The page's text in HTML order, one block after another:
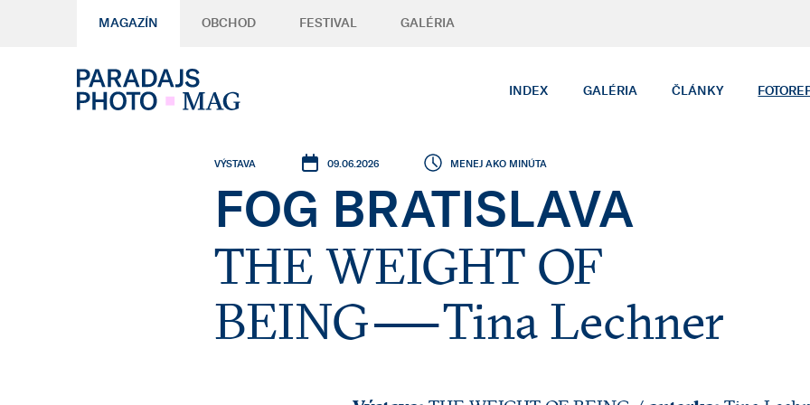
MAGAZÍN OBCHOD FESTIVAL GALÉRIA
INDEX GALÉRIA ČLÁNKY
VÝSTAVA 09.06.2026 MENEJ AKO MINÚTA
FOG BRATISLAVA
THE WEIGHT OF
BEING — Tina Lechner